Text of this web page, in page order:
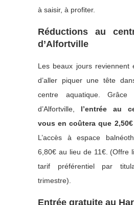
à saisir, à profiter.
Réductions au
d’Alfortville
Les beaux jours reviennent
d’aller piquer une tête
centre aquatique.
d’Alfortville, l’entrée au
vous en coûtera que 2,50€
L’accès à espace
6,80€ au lieu de 11€. (Offre
tarif préférentiel par
trimestre).
Entrée gratuite au